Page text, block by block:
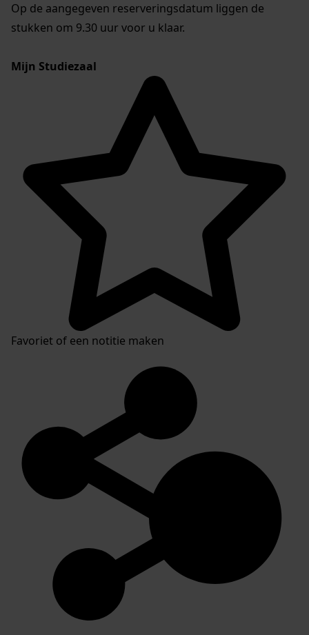
Op de aangegeven reserveringsdatum liggen de
stukken om 9.30 uur voor u klaar.
Mijn Studiezaal
Favoriet of een notitie maken